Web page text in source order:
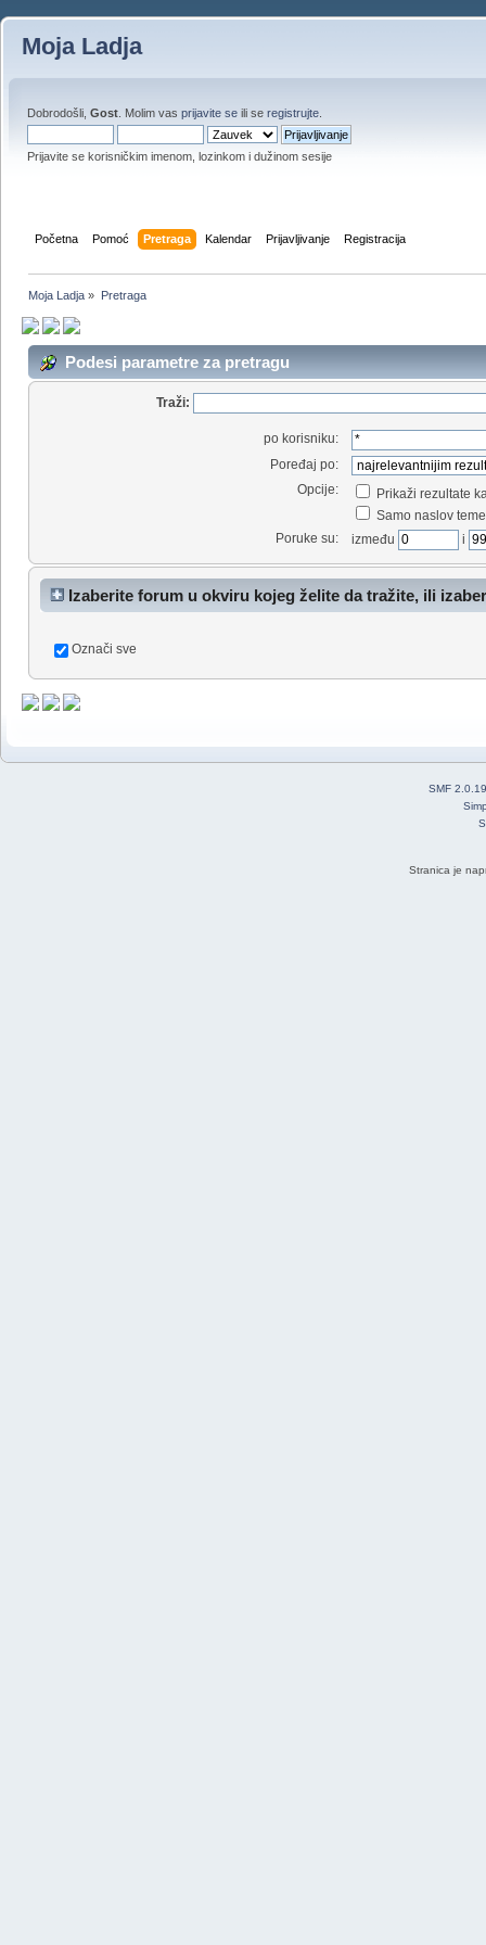
Moja Ladja
Dobrodošli, Gost . Molim vas prijavite se ili se registrujte
Prijavite se korisničkim imenom, lozinkom i dužinom sesije
Početna Pomoć Pretraga Kalendar Prijavljivanje Registracija
Moja Ladja » Pretraga
Podesi parametre za pretragu
Traži:
po korisniku:
Poređaj po:
Opcije:
Prikaži rezultate
Samo naslov teme
Poruke su:
između i
Izaberite forum u okviru kojeg želite da tražite, ili
Označi sve
SMF 2.0.19
Stranica je